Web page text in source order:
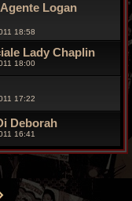
Logan
18:58
Lady Chaplin
18:00
17:22
Deborah
16:41